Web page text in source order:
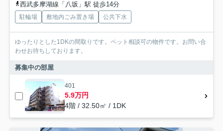
西武多摩湖線「八坂」駅 徒歩14分
駐輪場 敷地内ごみ置き場 公共下水
ゆったりとした1DKの間取りです。ペット相談可の物件です。お問い合
わせお待ちしております。
募集中の部屋
401
5.9万円
4階 / 32.50㎡ / 1DK